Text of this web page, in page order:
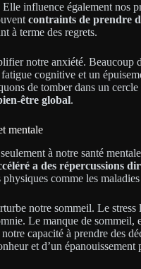
Elle influence également nos
contraints de prendre
à terme des regrets.
notre anxiété. Beaucoup
cognitive et un
de tomber dans un
être global.
mentale
à notre santé
a des répercussions
comme les
notre sommeil. Le stress
Le manque de sommeil,
capacité à prendre des
et d’un épanouissement